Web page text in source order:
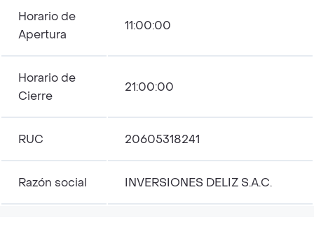
Horario de
Apertura
11:00:00
Horario de
Cierre
21:00:00
RUC 20605318241
Razón social INVERSIONES DELIZ S.A.C.